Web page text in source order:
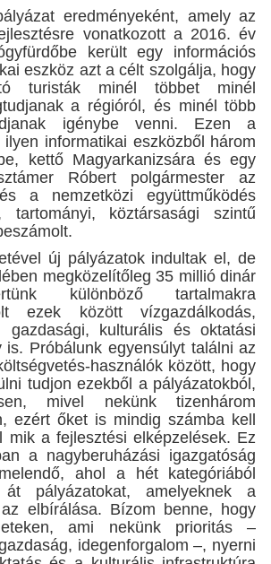
eredményeként, amely az
vonatkozott a 2016. év
került egy információs
eszköz azt a célt szolgálja, hogy
turisták minél többet minél
a régióról, és minél több
igénybe venni. Ezen a
informatikai eszközből három
kettő Magyarkanizsára és egy
Róbert polgármester az
a nemzetközi együttműködés
köztársasági szintű
új pályázatok indultak el, de
megközelítőleg 35 millió dinár
különböző tartalmakra
ezek között vízgazdálkodás,
gazdasági, kulturális és oktatási
is. Próbálunk egyensúlyt találni az
használók között, hogy
tudjon ezekből a pályázatokból,
mivel nekünk tizenhárom
ezért őket is mindig számba kell
mik a fejlesztési elképzelések. Ez
a nagyberuházási igazgatóság
ahol a hét kategóriából
pályázatokat, amelyeknek a
elbírálása. Bízom benne, hogy
ami nekünk prioritás –
idegenforgalom –, nyerni